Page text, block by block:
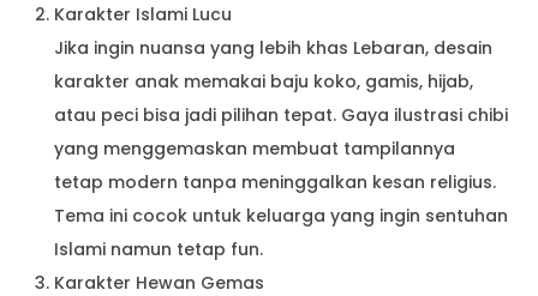
Karakter Islami Lucu
Jika ingin nuansa yang lebih khas Lebaran, desain
karakter anak memakai baju koko, gamis, hijab,
atau peci bisa jadi pilihan tepat. Gaya ilustrasi chibi
yang menggemaskan membuat tampilannya
tetap modern tanpa meninggalkan kesan religius.
Tema ini cocok untuk keluarga yang ingin sentuhan
Islami namun tetap fun.
Karakter Hewan Gemas